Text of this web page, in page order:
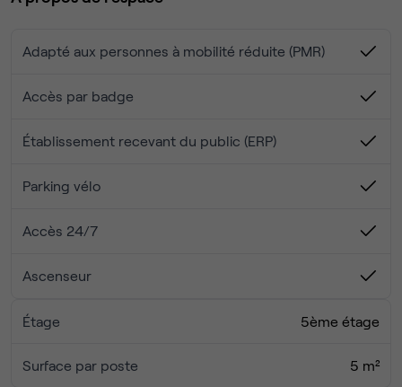
stratégique pour saisir des opportunités commerciales à
travail pour une heure ou que vous cherchiez un lieu pour
vous accompagner dans la croissance de votre entreprise.
Adapté aux personnes à mobilité réduite (PMR)
Accès par badge
Établissement recevant du public (ERP)
Parking vélo
Accès 24/7
Ascenseur
Étage 5ème étage
Surface par poste 5 m²